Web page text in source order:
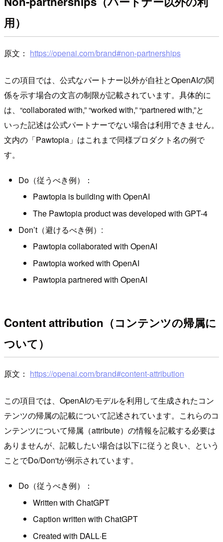
用）
原文： https://openai.com/brand#non-partnerships
この項目では、公式なパートナー以外が自社とOpenAIの関
係を示す場合の文言の制限が記載されています。具体的に
は、“collaborated with,” “worked with,” “partnered with,”と
いった記述は公式パートナーでない場合は利用できません。
文内の「Pawtopia」はこれまで同様プロダクト名の例で
す。
Do（従うべき例）：
Pawtopia is building with OpenAI
The Pawtopia product was developed with GPT-4
Don’t（避けるべき例）:
Pawtopia collaborated with OpenAI
Pawtopia worked with OpenAI
Pawtopia partnered with OpenAI
Content attribution（コンテンツの帰属に
ついて）
原文： https://openai.com/brand#content-attribution
この項目では、OpenAIのモデルを利用して生成されたコン
テンツの帰属の記載について記述されています。これらのコ
ンテンツについて帰属（attribute）の情報を記載する必要は
ありませんが、記載したい場合は以下に従うと良い、という
ことでDo/Don'tが例示されています。
Do（従うべき例）：
Written with ChatGPT
Caption written with ChatGPT
Created with DALL·E